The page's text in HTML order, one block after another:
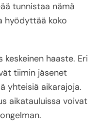
tunnistaa nämä
hyödyttää koko
haaste. Eri
tiimin jäsenet
yhteisiä aikarajoja.
aikatauluissa voivat